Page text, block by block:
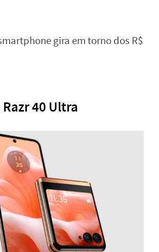
gira em torno dos R$
40 Ultra